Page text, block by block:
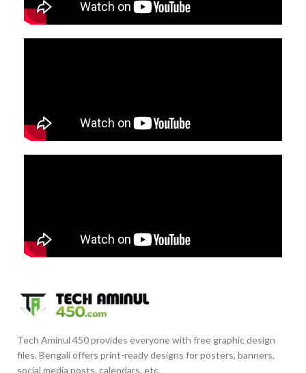
Tech Aminul 450 provides everyone with free graphic design
files. Bengali offers print-ready designs for posters, banners,
social media posts, calendars, etc.